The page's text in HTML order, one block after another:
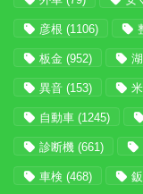
彦根 (1106)
板金 (952)
異音 (153)
自動車 (1245)
診断機 (661)
車検 (468)